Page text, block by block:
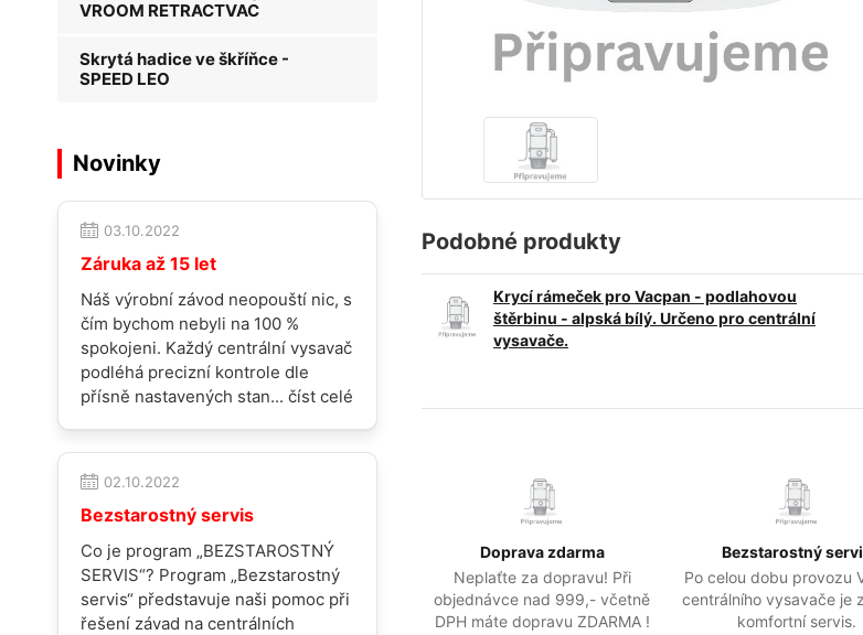
VROOM RETRACTVAC
Skrytá hadice ve škříňce -
SPEED LEO
Novinky
03.10.2022
Záruka až 15 let
Náš výrobní závod neopouští nic, s
čím bychom nebyli na 100 %
spokojeni. Každý centrální vysavač
podléhá precizní kontrole dle
přísně nastavených stan... číst celé
02.10.2022
Bezstarostný servis
Co je program „BEZSTAROSTNÝ
SERVIS“? Program „Bezstarostný
servis“ představuje naši pomoc při
řešení závad na centrálních
Podobné produkty
Krycí rámeček pro Vacpan - podlahovou
štěrbinu - alpská bílý. Určeno pro centrální
vysavače.
Doprava zdarma
Neplaťte za dopravu! Při
objednávce nad 999,- včetně
DPH máte dopravu ZDARMA !
Bezstarostný
Po celou dobu provozu
centrálního vysavače je
komfortní servis.